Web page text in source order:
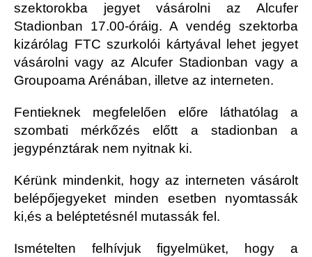
szektorokba jegyet vásárolni az Alcufer
Stadionban 17.00-óráig. A vendég szektorba
kizárólag FTC szurkolói kártyával lehet jegyet
vásárolni vagy az Alcufer Stadionban vagy a
Groupoama Arénában, illetve az interneten.
Fentieknek megfelelően előre láthatólag a
szombati mérkőzés előtt a stadionban a
jegypénztárak nem nyitnak ki.
Kérünk mindenkit, hogy az interneten vásárolt
belépőjegyeket minden esetben nyomtassák
ki,és a beléptetésnél mutassák fel.
Ismételten felhívjuk figyelmüket, hogy a